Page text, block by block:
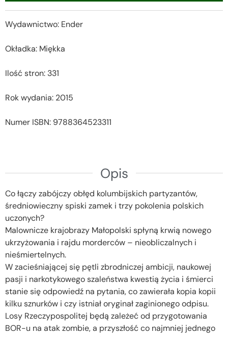
Wydawnictwo: Ender
Okładka: Miękka
Ilość stron: 331
Rok wydania: 2015
Numer ISBN: 9788364523311
Opis
Co łączy zabójczy obłęd kolumbijskich partyzantów,
średniowieczny spiski zamek i trzy pokolenia polskich
uczonych?
Malownicze krajobrazy Małopolski spłyną krwią nowego
ukrzyżowania i rajdu morderców – nieobliczalnych i
nieśmiertelnych.
W zacieśniającej się pętli zbrodniczej ambicji, naukowej
pasji i narkotykowego szaleństwa kwestią życia i śmierci
stanie się odpowiedź na pytania, co zawierała kopia kopii
kilku sznurków i czy istniał oryginał zaginionego odpisu.
Losy Rzeczypospolitej będą zależeć od przygotowania
BOR-u na atak zombie, a przyszłość co najmniej jednego